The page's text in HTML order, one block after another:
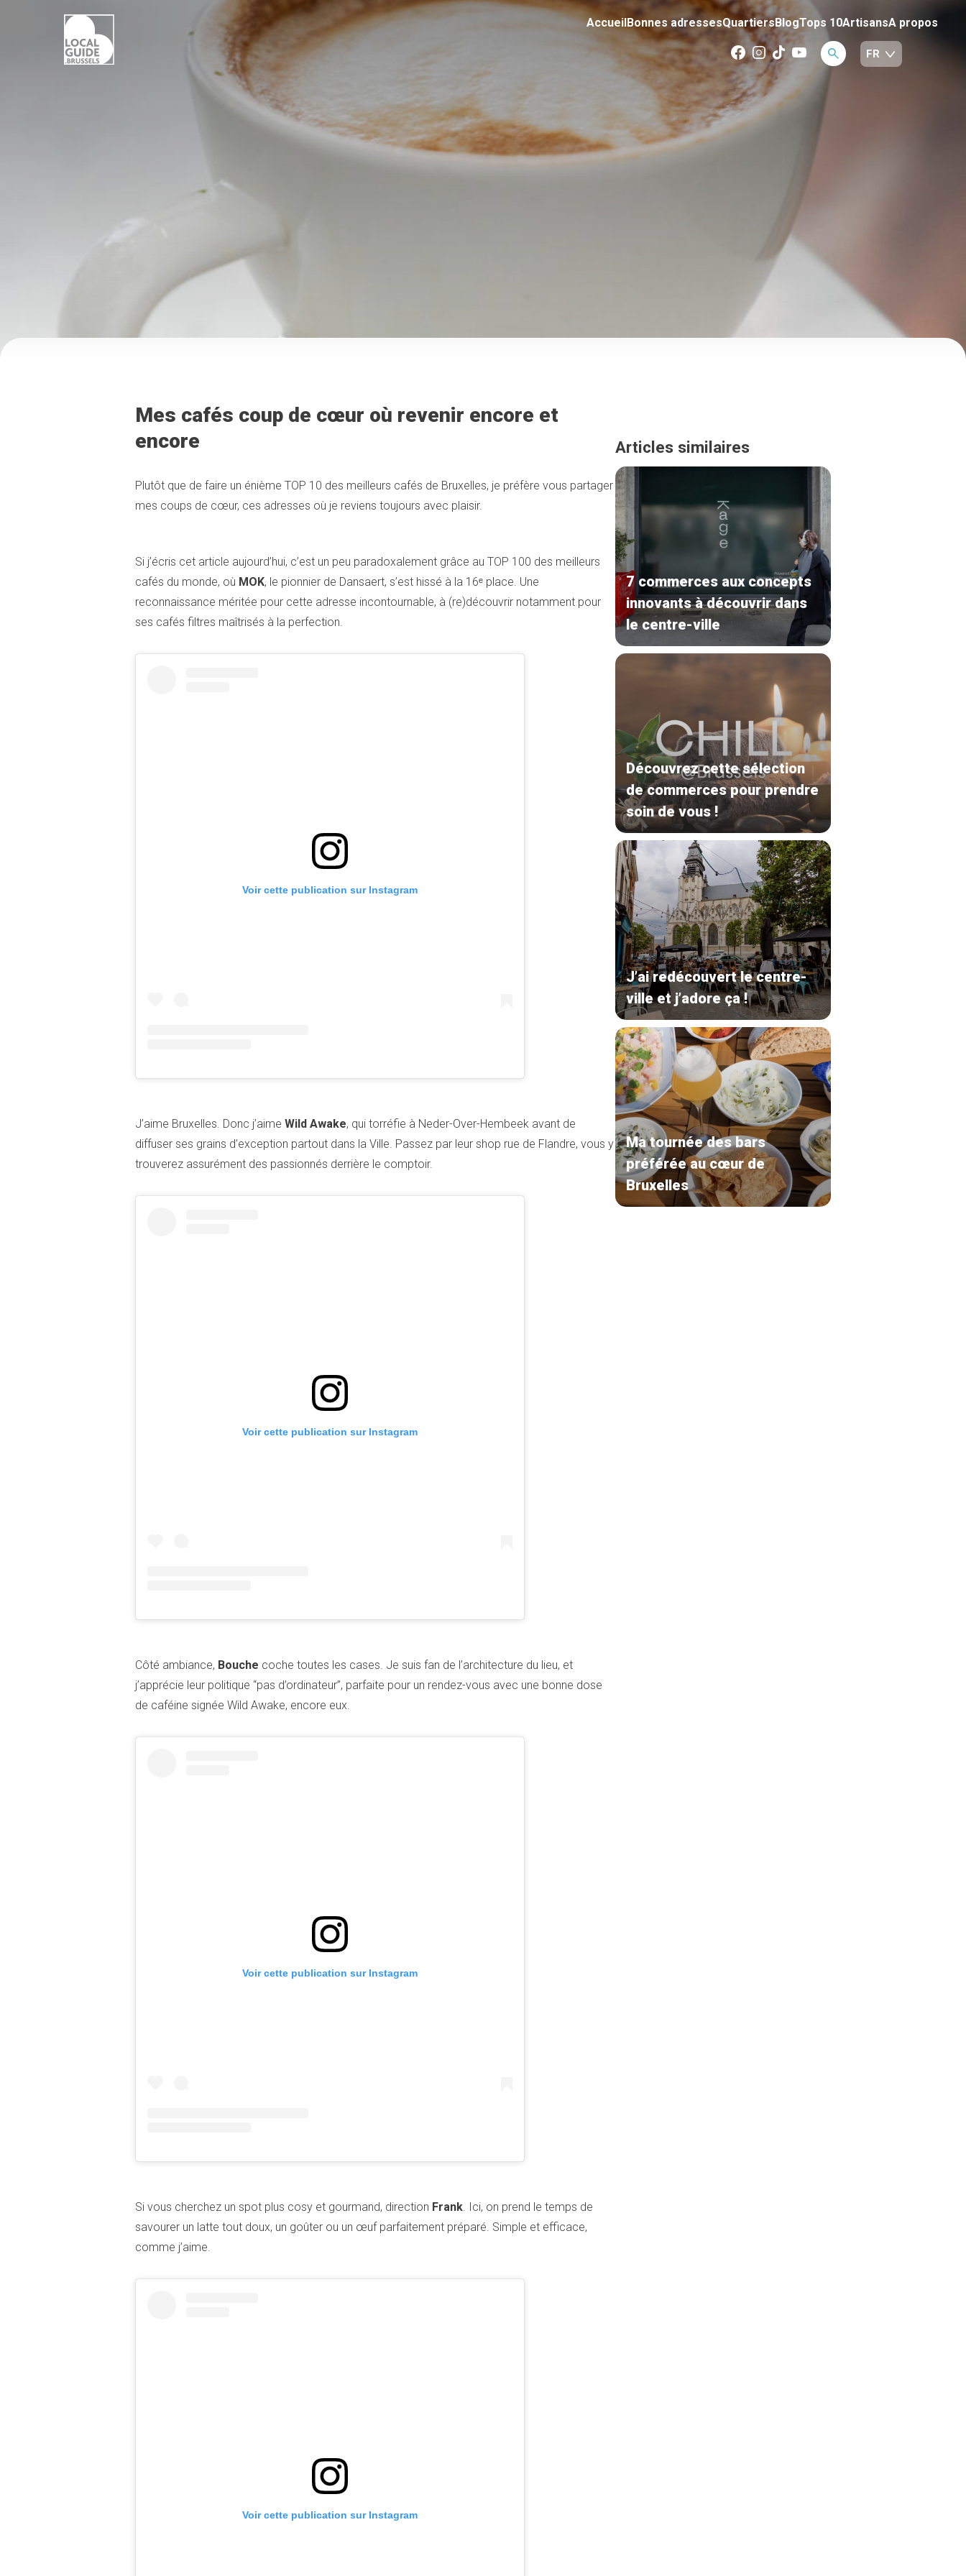
AccueilBonnes adressesQuartiersBlogTops 10ArtisansA propos
Mes cafés coup de cœur où revenir encore et
encore
Plutôt que de faire un énième TOP 10 des meilleurs cafés de Bruxelles, je préfère vous partager
mes coups de cœur, ces adresses où je reviens toujours avec plaisir.
Si j’écris cet article aujourd’hui, c’est un peu paradoxalement grâce au TOP 100 des meilleurs
cafés du monde, où MOK, le pionnier de Dansaert, s’est hissé à la 16ᵉ place. Une
reconnaissance méritée pour cette adresse incontournable, à (re)découvrir notamment pour
ses cafés filtres maîtrisés à la perfection.
Voir cette publication sur Instagram
J’aime Bruxelles. Donc j’aimeWild Awake, qui torréfie à Neder-Over-Hembeek avant de
diffuser ses grains d’exception partout dans la Ville. Passez par leur shop rue de Flandre, vous y
trouverez assurément des passionnés derrière le comptoir.
Voir cette publication sur Instagram
Côté ambiance, Bouche coche toutes les cases. Je suis fan de l’architecture du lieu, et
j’apprécie leur politique “pas d’ordinateur”, parfaite pour un rendez-vous avec une bonne dose
de caféine signée Wild Awake, encore eux.
Voir cette publication sur Instagram
Si vous cherchez un spot plus cosy et gourmand, direction Frank . Ici, on prend le temps de
savourer un latte tout doux, un goûter ou un œuf parfaitement préparé. Simple et efficace,
comme j’aime.
Voir cette publication sur Instagram
Articles similaires
7 commerces aux concepts
innovants à découvrir dans
le centre-ville
Découvrez cette sélection
de commerces pour prendre
soin de vous !
J’ai redécouvert le centre-
ville et j’adore ça !
Ma tournée des bars
préférée au cœur de
Bruxelles